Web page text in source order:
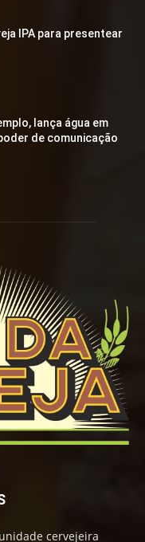
IPA para presentear
lança água em
de comunicação
cervejeira